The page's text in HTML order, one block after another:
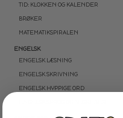
TID: KLOKKEN OG KALENDER
BRØKER
MATEMATIKSPIRALEN
ENGELSK
ENGELSK LÆSNING
ENGELSK SKRIVNING
ENGELSK HYPPIGE ORD